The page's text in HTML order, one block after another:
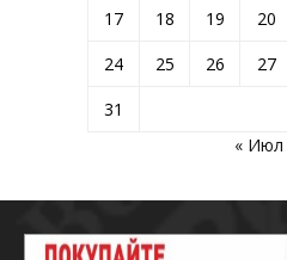
17
18 19 20
24
25 26 27
31
« Июл